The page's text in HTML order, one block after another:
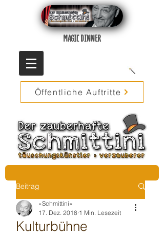
MAGIC DINNER
Öffentliche Auftritte
Beitrag
Kulturbühne
»Schmittini«
17. Dez. 2018 1 Min. Lesezeit